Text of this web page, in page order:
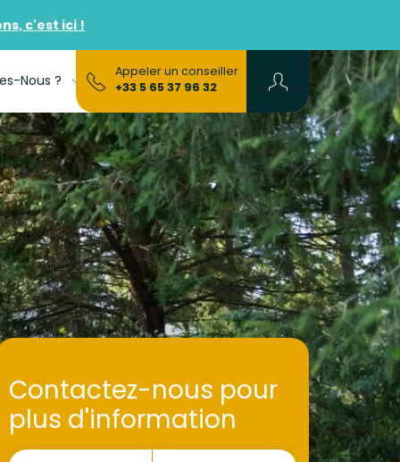
c'est ici !
Nous ? FAQs
Appeler un conseiller
+33 5 65 37 96 32
Contactez-nous pour
plus d'information